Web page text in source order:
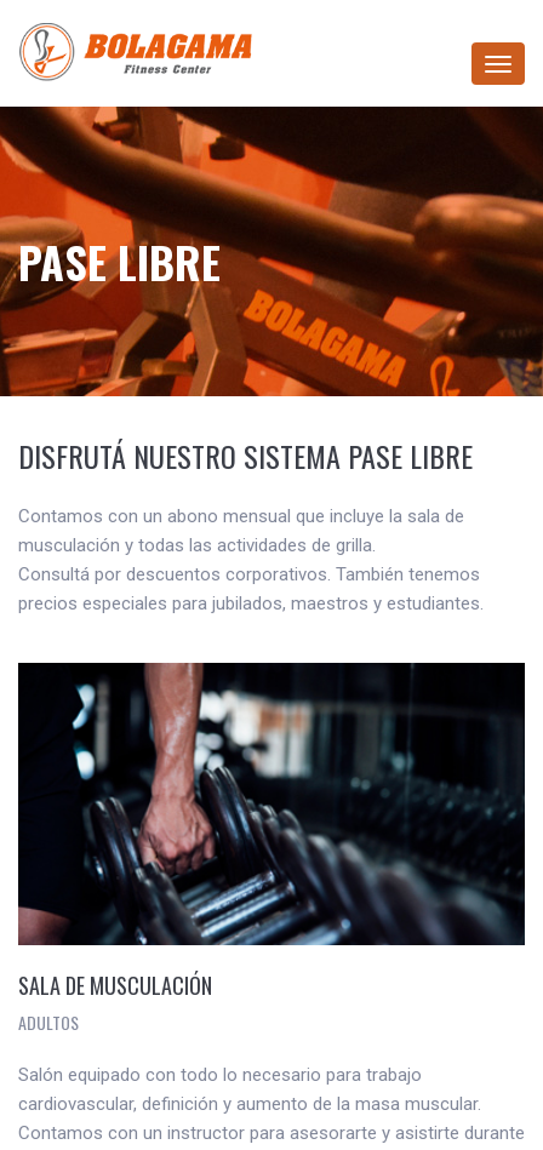
Toggle
PASE LIBRE
DISFRUTÁ NUESTRO SISTEMA PASE LIBRE
Contamos con un abono mensual que incluye la sala de
musculación y todas las actividades de grilla.
Consultá por descuentos corporativos. También tenemos
precios especiales para jubilados, maestros y estudiantes.
SALA DE MUSCULACIÓN
ADULTOS
Salón equipado con todo lo necesario para trabajo
cardiovascular, definición y aumento de la masa muscular.
Contamos con un instructor para asesorarte y asistirte durante